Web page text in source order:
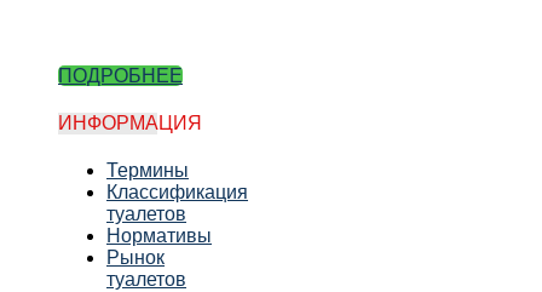
ПОДРОБНЕЕ
ИНФОРМАЦИЯ
Термины
Классификация
туалетов
Нормативы
Рынок
туалетов